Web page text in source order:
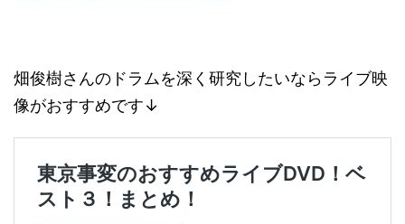
畑俊樹さんのドラムを深く研究したいならライブ映
像がおすすめです↓